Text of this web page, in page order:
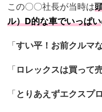
この〇〇社長が当時は
ル）D的な車でいっぱい
「すい平！お前クルマ
「ロレックスは買って
「とりあえずエクスプ